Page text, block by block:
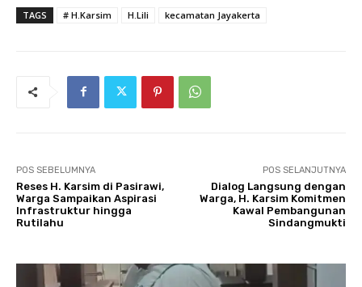
TAGS # H.Karsim H.Lili kecamatan Jayakerta
POS SEBELUMNYA
Reses H. Karsim di Pasirawi,
Warga Sampaikan Aspirasi
Infrastruktur hingga
Rutilahu
POS SELANJUTNYA
Dialog Langsung dengan
Warga, H. Karsim Komitmen
Kawal Pembangunan
Sindangmukti